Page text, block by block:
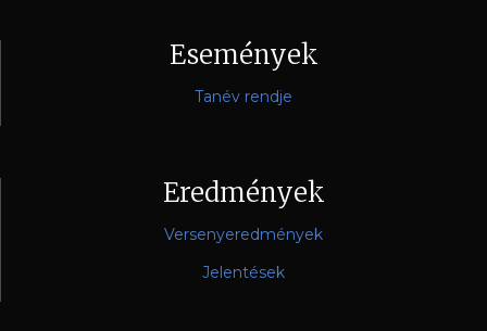
Események
Tanév rendje
Eredmények
Versenyeredmények
Jelentések